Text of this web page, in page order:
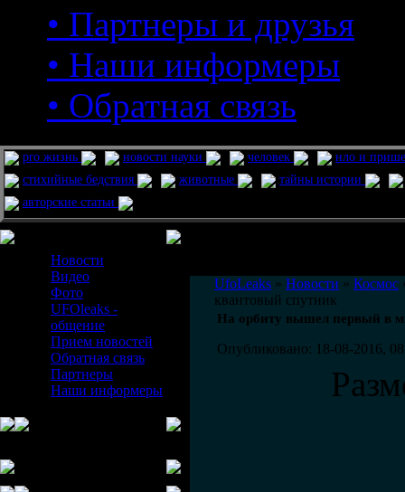
• Партнеры и друзья
• Наши информеры
• Обратная связь
pro жизнь новости науки человек
нло и
стихийные бедствия
животные
тайны истории
авторские статьи
Новости
Видео
Фото
UFOleaks -
общение
Прием новостей
Обратная связь
Партнеры
Наши информеры
UfoLeaks » Новости » Космос
квантовый спутник
На орбиту вышел первый в
Опубликовано: 18-08-2016,